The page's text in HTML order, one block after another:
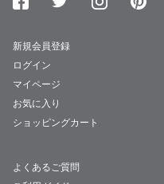
新規会員登録
ログイン
マイページ
お気に入り
ショッピングカート
よくあるご質問